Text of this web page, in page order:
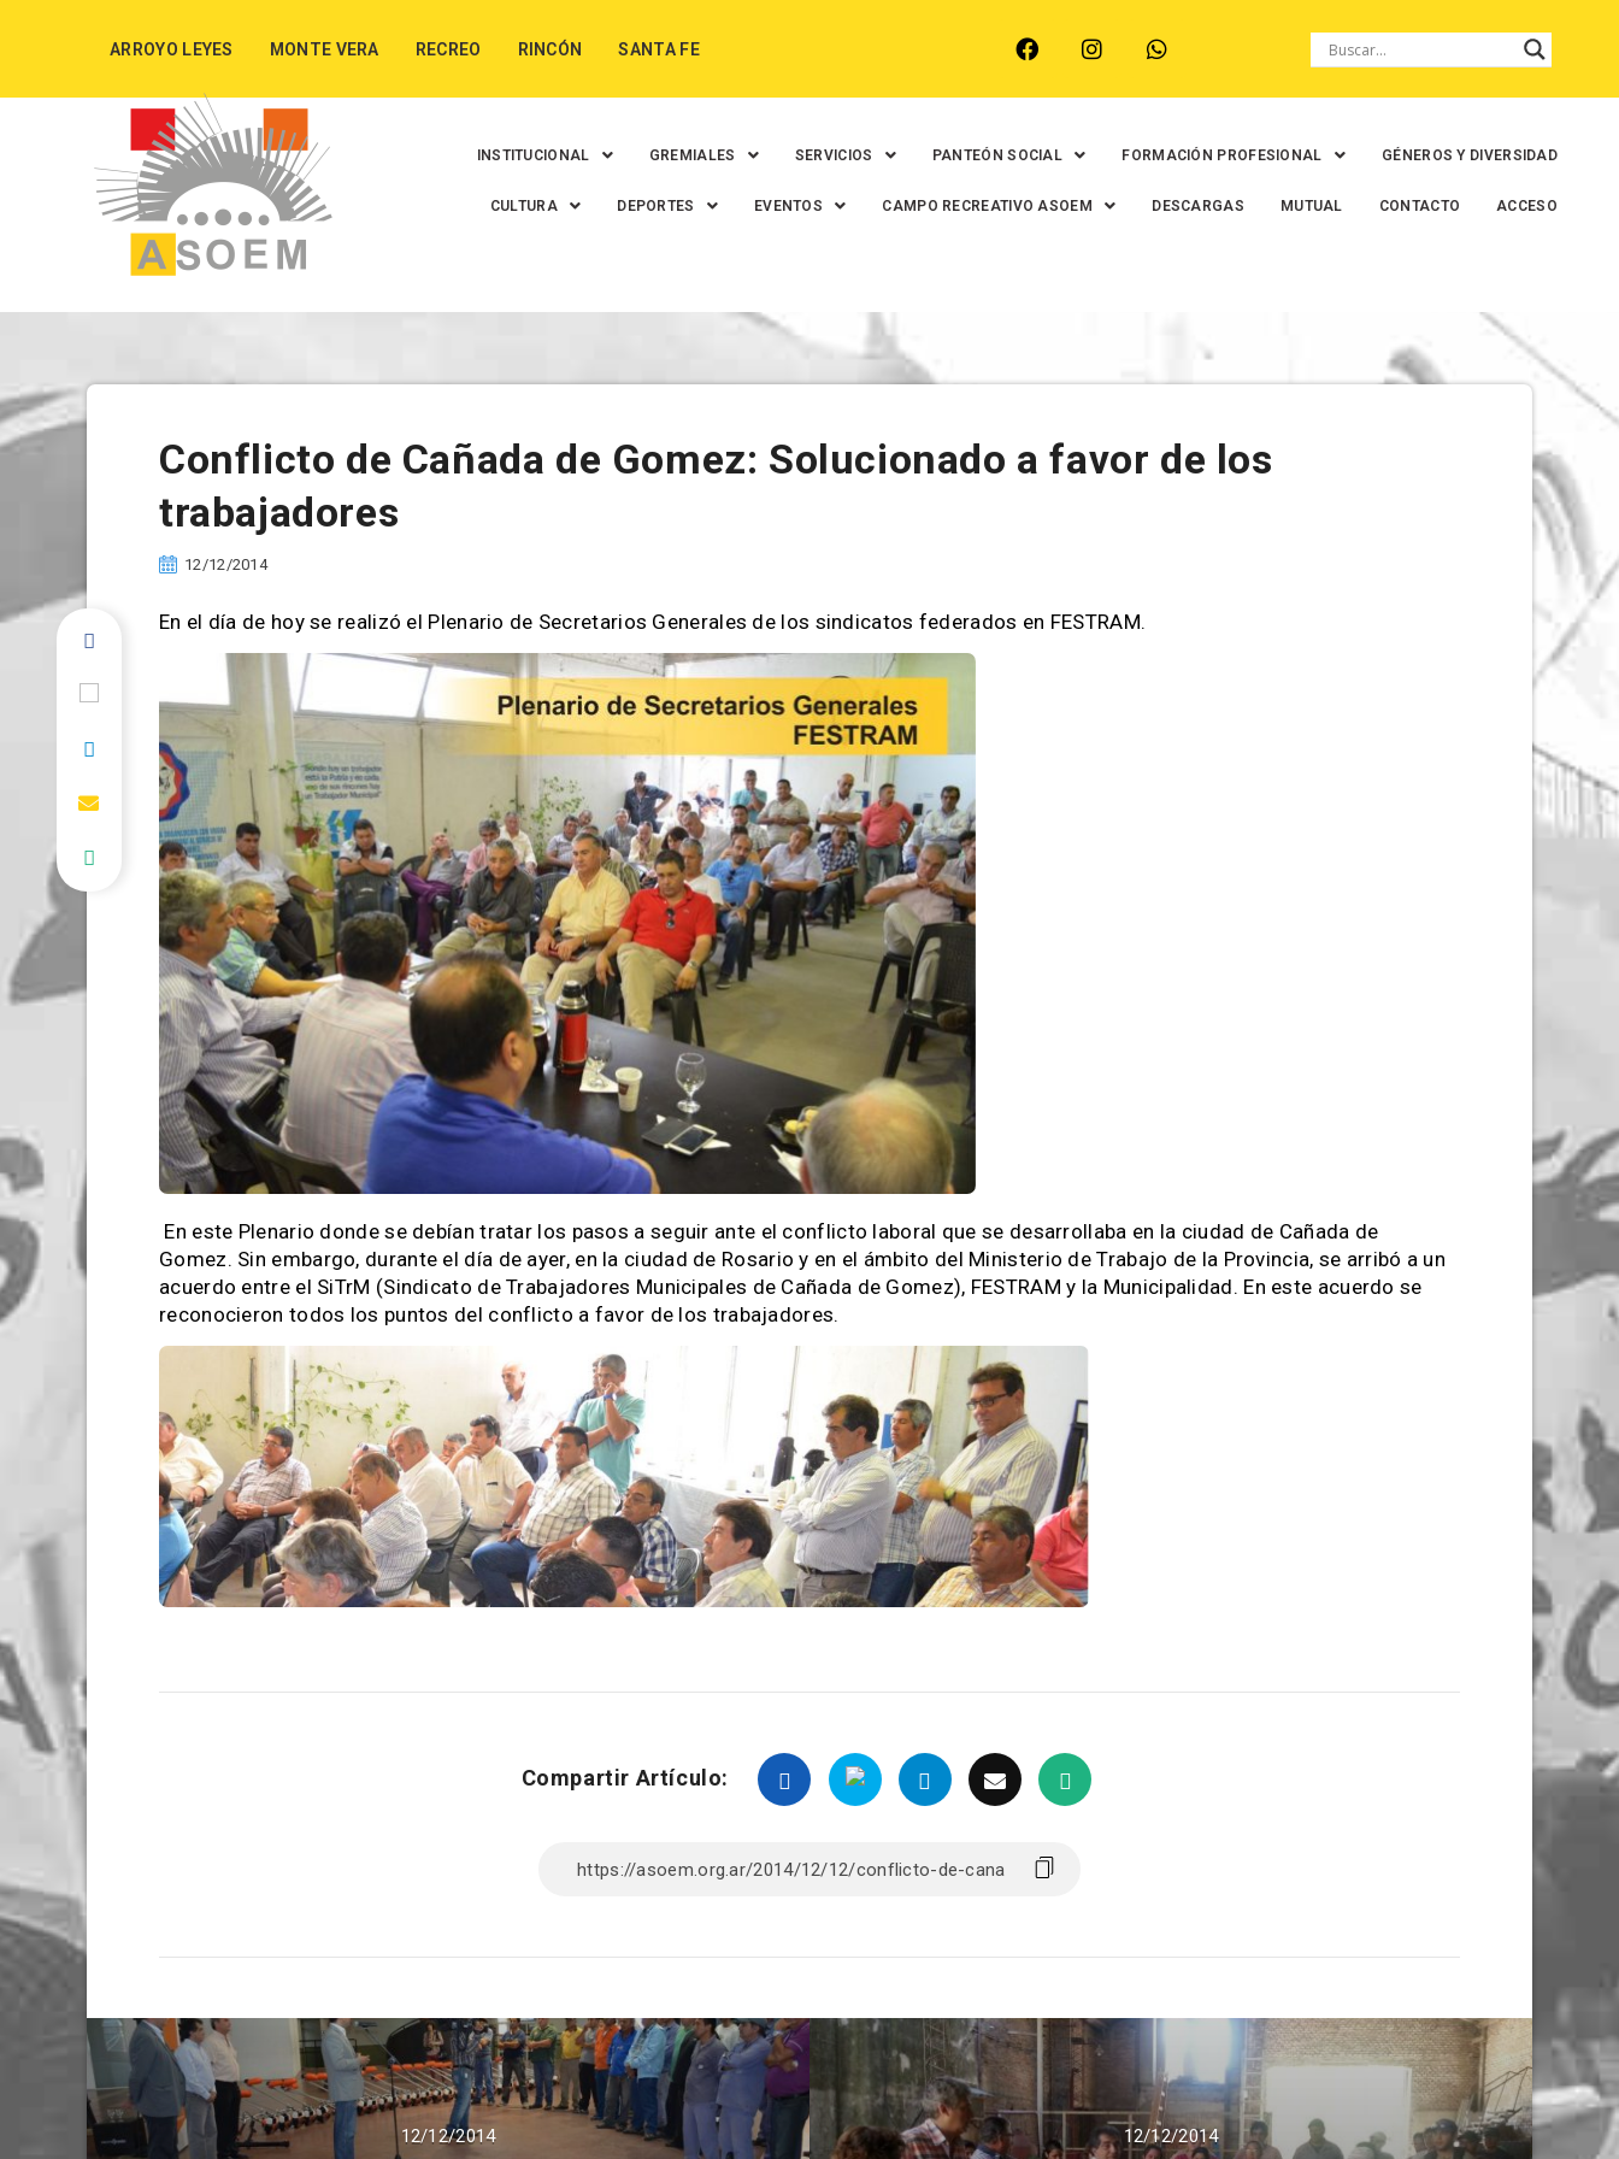
ARROYO LEYES MONTE VERA RECREO RINCÓN SANTA FE
INSTITUCIONAL GREMIALES SERVICIOS PANTEÓN SOCIAL FORMACIÓN PROFESIONAL GÉNEROS Y DIVERSIDAD
CULTURA DEPORTES EVENTOS CAMPO RECREATIVO ASOEM DESCARGAS MUTUAL CONTACTO ACCESO
Conflicto de Cañada de Gomez: Solucionado a favor de los
trabajadores
12/12/2014
En el día de hoy se realizó el Plenario de Secretarios Generales de los sindicatos federados en FESTRAM.
En este Plenario donde se debían tratar los pasos a seguir ante el conflicto laboral que se desarrollaba en la ciudad de Cañada de
Gomez. Sin embargo, durante el día de ayer, en la ciudad de Rosario y en el ámbito del Ministerio de Trabajo de la Provincia, se arribó a un
acuerdo entre el SiTrM (Sindicato de Trabajadores Municipales de Cañada de Gomez), FESTRAM y la Municipalidad. En este acuerdo se
reconocieron todos los puntos del conflicto a favor de los trabajadores.
Compartir Artículo:
12/12/2014 12/12/2014